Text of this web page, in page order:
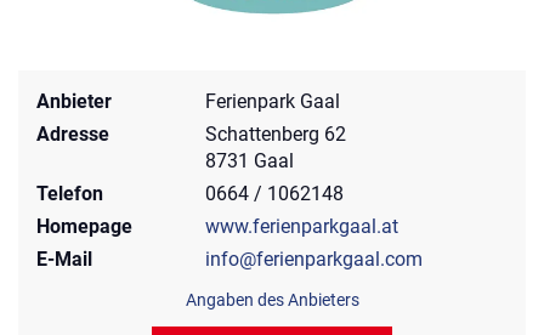
Anbieter
Ferienpark Gaal
Adresse
Schattenberg 62
8731 Gaal
Telefon
0664 / 1062148
Homepage
www.ferienparkgaal.at
E-Mail
info@ferienparkgaal.com
Angaben des Anbieters